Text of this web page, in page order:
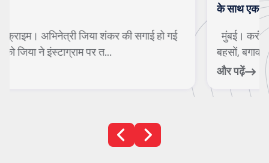
मुंबई। करंट क्राइम। 40 दिनों तक चले बेहिसाब कलेश, तीखी
बहसों, बगावत, दोस्ती, दिल टूटने के लम्...